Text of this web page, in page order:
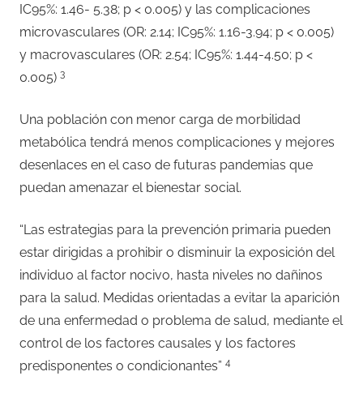
IC95%: 1.46- 5.38; p < 0.005) y las complicaciones
microvasculares (OR: 2.14; IC95%: 1.16-3.94; p < 0.005)
y macrovasculares (OR: 2.54; IC95%: 1.44-4.50; p <
0.005) 3
Una población con menor carga de morbilidad
metabólica tendrá menos complicaciones y mejores
desenlaces en el caso de futuras pandemias que
puedan amenazar el bienestar social.
“Las estrategias para la prevención primaria pueden
estar dirigidas a prohibir o disminuir la exposición del
individuo al factor nocivo, hasta niveles no dañinos
para la salud. Medidas orientadas a evitar la aparición
de una enfermedad o problema de salud, mediante el
control de los factores causales y los factores
predisponentes o condicionantes” 4